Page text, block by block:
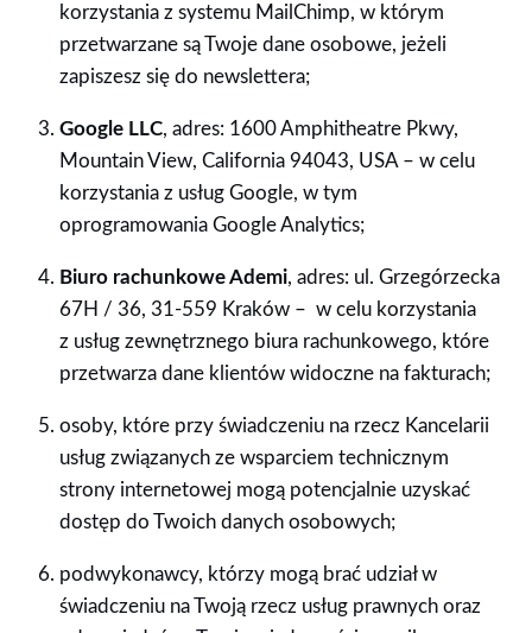
korzystania z systemu MailChimp, w którym
przetwarzane są Twoje dane osobowe, jeżeli
zapiszesz się do newslettera;
Google LLC, adres: 1600 Amphitheatre Pkwy,
Mountain View, California 94043, USA – w celu
korzystania z usług Google, w tym
oprogramowania Google Analytics;
Biuro rachunkowe Ademi, adres: ul. Grzegórzecka
67H / 36, 31-559 Kraków – w celu korzystania
z usług zewnętrznego biura rachunkowego, które
przetwarza dane klientów widoczne na fakturach;
osoby, które przy świadczeniu na rzecz Kancelarii
usług związanych ze wsparciem technicznym
strony internetowej mogą potencjalnie uzyskać
dostęp do Twoich danych osobowych;
podwykonawcy, którzy mogą brać udział w
świadczeniu na Twoją rzecz usług prawnych oraz